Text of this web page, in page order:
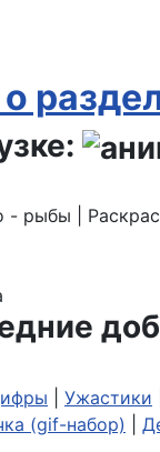
|
Ужастики
(gif-набор)